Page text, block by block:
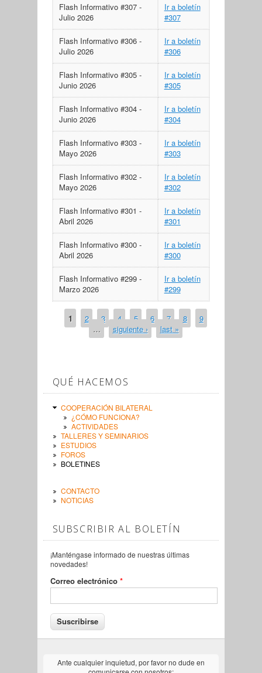
Flash Informativo #307 -
Julio 2026
Ir a boletín
#307
Flash Informativo #306 -
Julio 2026
Ir a boletín
#306
Flash Informativo #305 -
Junio 2026
Ir a boletín
#305
Flash Informativo #304 -
Junio 2026
Ir a boletín
#304
Flash Informativo #303 -
Mayo 2026
Ir a boletín
#303
Flash Informativo #302 -
Mayo 2026
Ir a boletín
#302
Flash Informativo #301 -
Abril 2026
Ir a boletín
#301
Flash Informativo #300 -
Abril 2026
Ir a boletín
#300
Flash Informativo #299 -
Marzo 2026
Ir a boletín
#299
PÁGINAS
1 2 3 4 5 6 7 8
9
…
siguiente › last »
QUÉ HACEMOS
COOPERACIÓN BILATERAL
¿CÓMO FUNCIONA?
ACTIVIDADES
TALLERES Y SEMINARIOS
ESTUDIOS
FOROS
BOLETINES
CONTACTO
NOTICIAS
SUBSCRIBIR AL BOLETÍN
¡Manténgase informado de nuestras últimas
novedades!
Correo electrónico *
Ante cualquier inquietud, por favor no dude en